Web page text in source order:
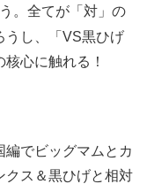
。全てが「対」の
うし、「VS黒ひげ
心に触れる！
編でビッグマムとカ
クス＆黒ひげと相対